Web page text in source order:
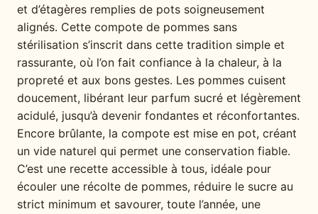
et d’étagères remplies de pots soigneusement
alignés. Cette compote de pommes sans
stérilisation s’inscrit dans cette tradition simple et
rassurante, où l’on fait confiance à la chaleur, à la
propreté et aux bons gestes. Les pommes cuisent
doucement, libérant leur parfum sucré et légèrement
acidulé, jusqu’à devenir fondantes et réconfortantes.
Encore brûlante, la compote est mise en pot, créant
un vide naturel qui permet une conservation fiable.
C’est une recette accessible à tous, idéale pour
écouler une récolte de pommes, réduire le sucre au
strict minimum et savourer, toute l’année, une